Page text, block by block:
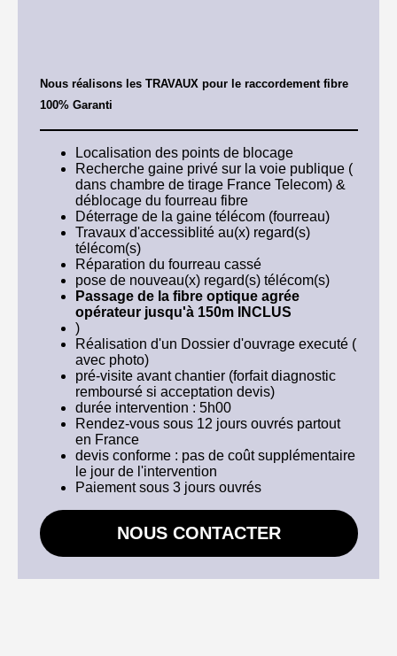
Nous réalisons les TRAVAUX pour le raccordement fibre
100% Garanti
Localisation des points de blocage
Recherche gaine privé sur la voie publique (
dans chambre de tirage France Telecom) &
déblocage du fourreau fibre
Déterrage de la gaine télécom (fourreau)
Travaux d'accessiblité au(x) regard(s)
télécom(s)
Réparation du fourreau cassé
pose de nouveau(x) regard(s) télécom(s)
Passage de la fibre optique agrée
opérateur jusqu'à 150m INCLUS
)
Réalisation d'un Dossier d'ouvrage executé (
avec photo)
pré-visite avant chantier (forfait diagnostic
remboursé si acceptation devis)
durée intervention : 5h00
Rendez-vous sous 12 jours ouvrés partout
en France
devis conforme : pas de coût supplémentaire
le jour de l'intervention
Paiement sous 3 jours ouvrés
NOUS CONTACTER